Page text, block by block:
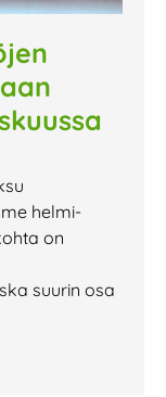
helmi-
on
suurin osa